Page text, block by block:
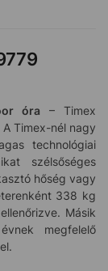
óra
– Timex
Timex-nél nagy
technológiai
szélsőséges
hőség vagy
338 kg
Másik
megfelelő